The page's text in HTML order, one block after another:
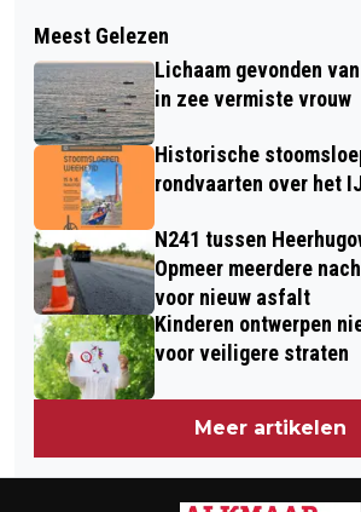
AZ DOMINEERT MAAR
OPNIEUW IN DE SLOTFASE
ROUWEN & VIEREN:
VOOR ROUWEN EN
CANADAPLEIN
Meest Gelezen
Lichaam gevonden
in zee vermiste vrouw
Historische
rondvaarten over het
N241 tussen
Opmeer meerdere
voor nieuw asfalt
Kinderen ontwerpen
voor veiligere straten
Meer artikelen